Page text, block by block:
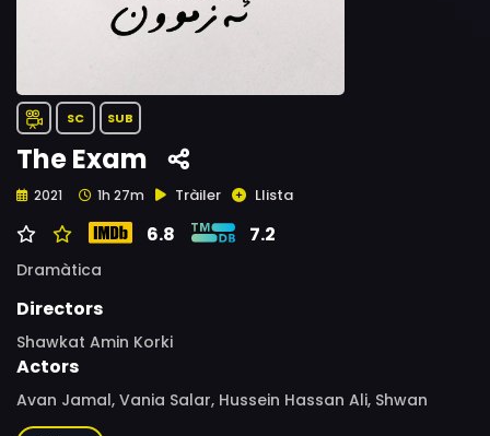
SC SUB
The Exam
2021 1h 27m Tràiler Llista
6.8 7.2
Dramàtica
Directors
Shawkat Amin Korki
Actors
Avan Jamal, Vania Salar, Hussein Hassan Ali, Shwan
Attoof, Hushyar Nerwayi, Nigar Osman, Kawa Qadir, Adil